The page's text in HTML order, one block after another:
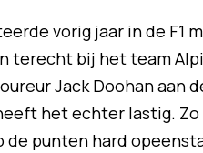
vorig jaar in de F1
terecht bij het team
Jack Doohan aan
het echter lastig.
de punten hard